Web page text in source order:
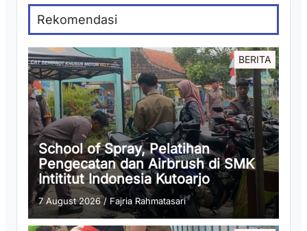
Rekomendasi
BERITA
School of Spray, Pelatihan
Pengecatan dan Airbrush di SMK
Intititut Indonesia Kutoarjo
7 August 2026/ Fajria Rahmatasari